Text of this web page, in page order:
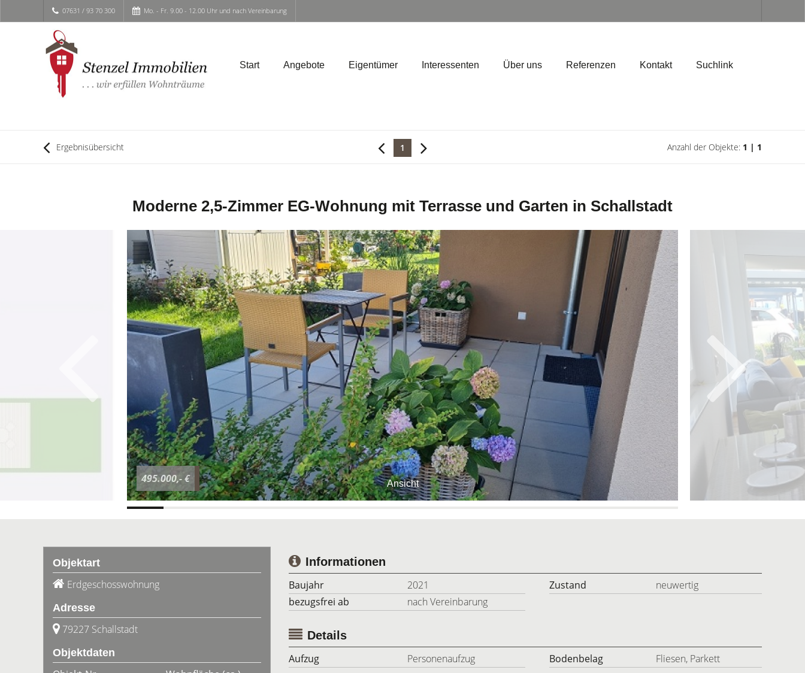
07631 / 93 70 300 Mo. - Fr. 9.00 - 12.00 Uhr und nach Vereinbarung
Start Angebote Eigentümer Interessenten Über uns Referenzen Kontakt Suchlink
Ergebnisübersicht 1 Anzahl der Objekte: 1 | 1
Moderne 2,5-Zimmer EG-Wohnung mit Terrasse und Garten in Schallstadt
Ansicht
495.000,- €
Objektart
Erdgeschosswohnung
Adresse
79227 Schallstadt
Objektdaten
Informationen
Baujahr
2021 Zustand
neuwertig
bezugsfrei ab
nach Vereinbarung
Details
Aufzug
Personenaufzug Bodenbelag
Fliesen, Parkett